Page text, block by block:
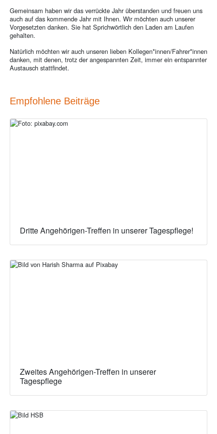
Gemeinsam haben wir das verrückte Jahr überstanden und freuen uns
auch auf das kommende Jahr mit Ihnen. Wir möchten auch unserer
Vorgesetzten danken. Sie hat Sprichwörtlich den Laden am Laufen
gehalten.
Natürlich möchten wir auch unseren lieben Kollegen*innen/Fahrer*innen
danken, mit denen, trotz der angespannten Zeit, immer ein entspannter
Austausch stattfindet.
Empfohlene Beiträge
Dritte Angehörigen-Treffen in unserer Tagespflege!
Zweites Angehörigen-Treffen in unserer
Tagespflege